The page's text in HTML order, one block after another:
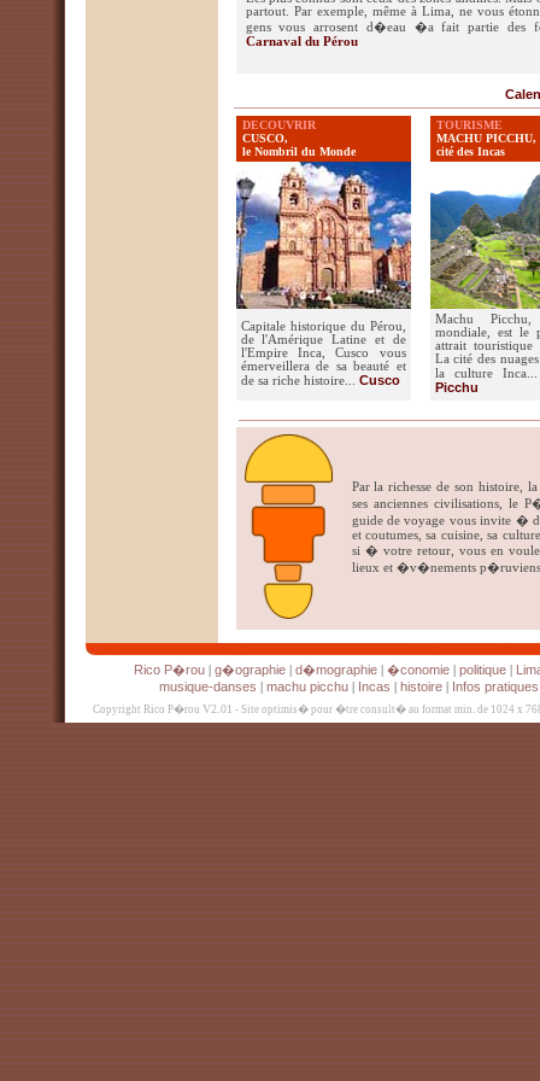
partout. Par exemple, même à Lima, ne vous
gens vous arrosent d�eau �a fait partie des
Carnaval du Pérou
DECOUVRIR
CUSCO,
le Nombril du Monde
TOURISME
MACHU PICCHU,
cité des Incas
Capitale historique du Pérou,
de l'Amérique Latine et de
l'Empire Inca, Cusco vous
émerveillera de sa beauté et
de sa riche histoire... Cusco
Machu Picchu,
mondiale, est le
attrait touristique
La cité des
la culture
Picchu
Par la richesse de son histoire,
ses anciennes civilisations, le
guide de voyage vous invite �
et coutumes, sa cuisine, sa
si � votre retour, vous en
lieux et �v�nements p�ruviens
Rico P�rou| g�ographie| d�mographie| �conomie| politique|
musique-danses
machu picchu| Incas histoire| Infos pratiques
Copyright Rico P�rou V2.01 - Site optimis� pour �tre consult� au format min. de 1024 x